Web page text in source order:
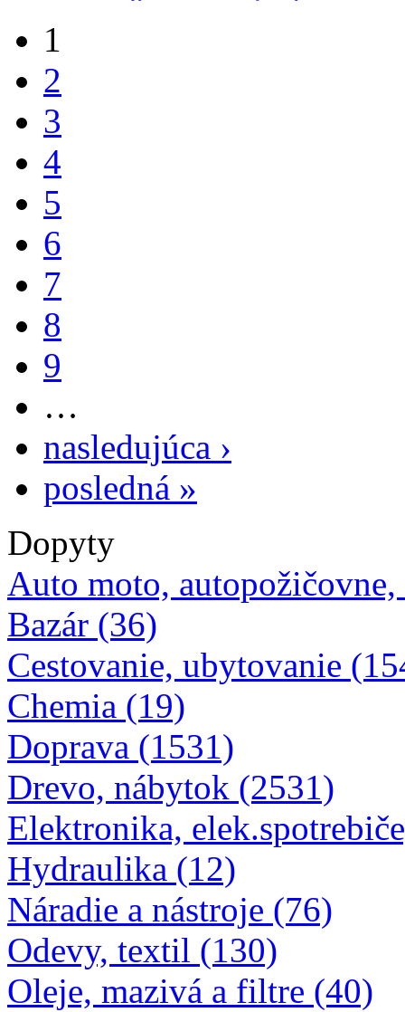
1
2
3
4
5
6
7
8
9
…
nasledujúca ›
posledná »
Dopyty
Auto moto,
Bazár (36)
Cestovanie, ubytovanie
Chemia (19)
Doprava (1531)
Drevo, nábytok (2531)
Elektronika,
Hydraulika (12)
Náradie a nástroje (76)
Odevy, textil (130)
Oleje, mazivá a filtre (40)